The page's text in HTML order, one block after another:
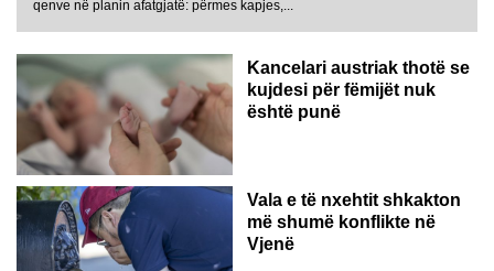
qenve në planin afatgjatë: përmes kapjes,...
Kancelari austriak thotë se
kujdesi për fëmijët nuk
është punë
Vala e të nxehtit shkakton
më shumë konflikte në
Vjenë